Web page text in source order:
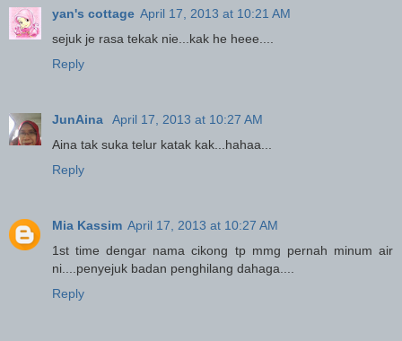
yan's cottage April 17, 2013 at 10:21 AM
sejuk je rasa tekak nie...kak he heee....
Reply
JunAina
April 17, 2013 at 10:27 AM
Aina tak suka telur katak kak...hahaa...
Reply
Mia Kassim April 17, 2013 at 10:27 AM
1st time dengar nama cikong tp mmg pernah minum air
ni....penyejuk badan penghilang dahaga....
Reply